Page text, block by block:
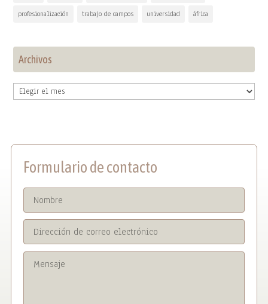
profesionalización trabajo de campos universidad áfrica
Archivos
Archivos
Formulario de contacto